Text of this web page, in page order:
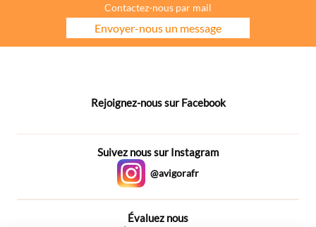
Contactez-nous par mail
Envoyer-nous un message
Rejoignez-nous sur Facebook
Suivez nous sur Instagram
@avigorafr
Évaluez nous